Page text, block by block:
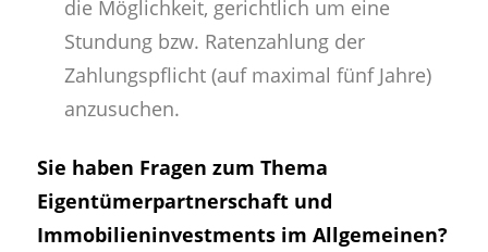
die Möglichkeit, gerichtlich um eine
Stundung bzw. Ratenzahlung der
Zahlungspflicht (auf maximal fünf Jahre)
anzusuchen.
Sie haben Fragen zum Thema
Eigentümerpartnerschaft und
Immobilieninvestments im Allgemeinen?